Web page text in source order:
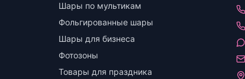
Шары по мультикам
Фольгированные шары
Шары для бизнеса
Фотозоны
Товары для праздника